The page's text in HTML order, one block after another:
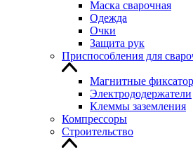
Маска сварочная
Одежда
Очки
Защита рук
Приспособления для
Магнитные
Электрододержатели
Клеммы заземления
Компрессоры
Строительство